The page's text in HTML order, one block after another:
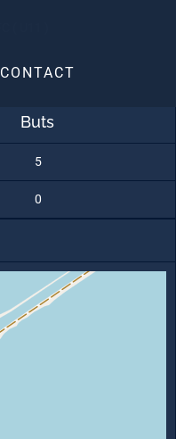
CONTACT
Buts
5
0